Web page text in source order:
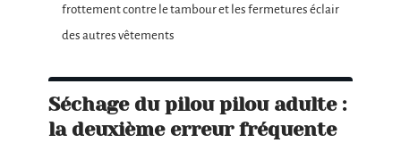
frottement contre le tambour et les fermetures éclair
des autres vêtements
Séchage du pilou pilou adulte :
la deuxième erreur fréquente